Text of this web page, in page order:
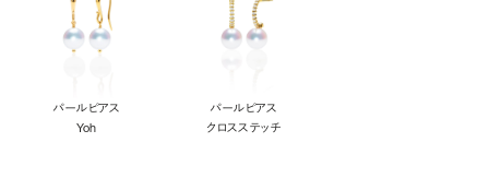
パールピアス
Yoh
パールピアス
クロスステッチ